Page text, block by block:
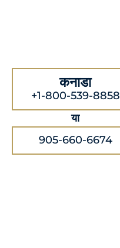
कनाडा
+1-800-539-8858
या
905-660-6674